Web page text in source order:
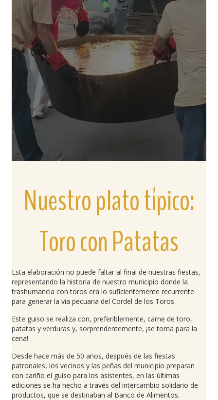
Nuestro plato típico:
Toro con Patatas
Esta elaboración no puede faltar al final de nuestras fiestas,
representando la historia de nuestro municipio donde la
trashumancia con toros era lo suficientemente recurrente
para generar la vía pecuaria del Cordel de los Toros.
Este guiso se realiza con, preferiblemente, carne de toro,
patatas y verduras y, sorprendentemente, ¡se toma para la
cena!
Desde hace más de 50 años, después de las fiestas
patronales, los vecinos y las peñas del municipio preparan
con cariño el guiso para los asistentes, en las últimas
ediciones se ha hecho a través del intercambio solidario de
productos, que se destinaban al Banco de Alimentos.